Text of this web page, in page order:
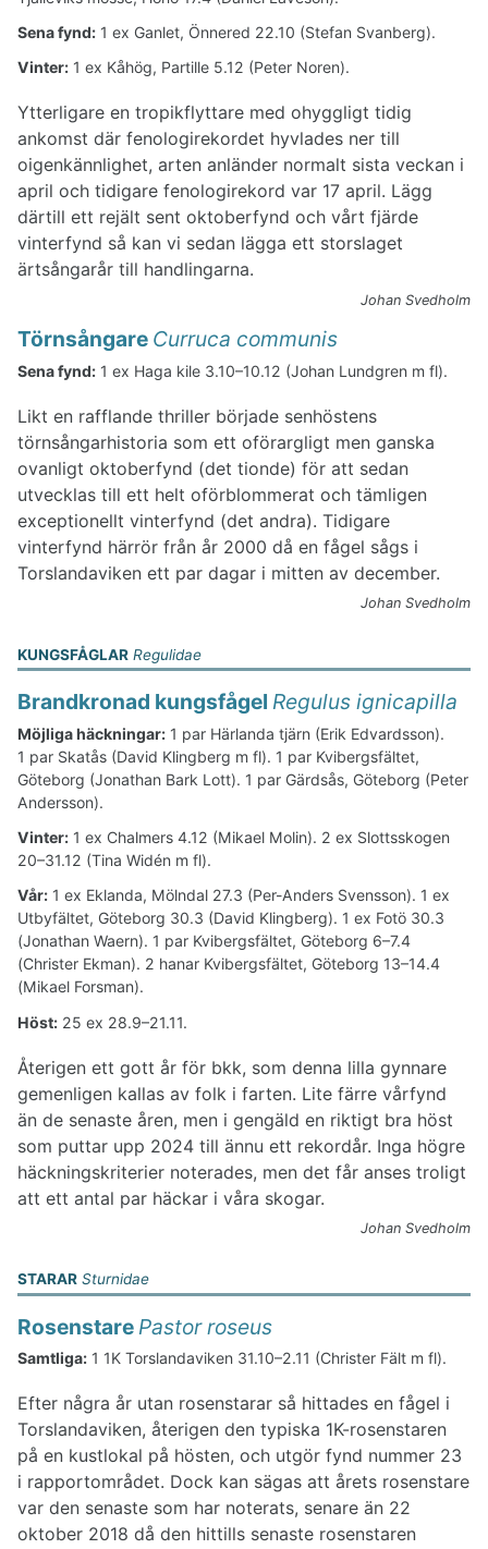
Sena fynd: 1 ex Ganlet, Önnered 22.10 (Stefan Svanberg).
Vinter: 1 ex Kåhög, Partille 5.12 (Peter Noren).
Ytterligare en tropikflyttare med ohyggligt tidig
ankomst där fenologirekordet hyvlades ner till
oigenkännlighet, arten anländer normalt sista veckan i
april och tidigare fenologirekord var 17 april. Lägg
därtill ett rejält sent oktoberfynd och vårt fjärde
vinterfynd så kan vi sedan lägga ett storslaget
ärtsångarår till handlingarna.
Johan Svedholm
Törnsångare Curruca communis
Sena fynd: 1 ex Haga kile 3.10–10.12 (Johan Lundgren m fl).
Likt en rafflande thriller började senhöstens
törnsångarhistoria som ett oförargligt men ganska
ovanligt oktoberfynd (det tionde) för att sedan
utvecklas till ett helt oförblommerat och tämligen
exceptionellt vinterfynd (det andra). Tidigare
vinterfynd härrör från år 2000 då en fågel sågs i
Torslandaviken ett par dagar i mitten av december.
Johan Svedholm
KUNGSFÅGLAR Regulidae
Brandkronad kungsfågel Regulus ignicapilla
Möjliga häckningar: 1 par Härlanda tjärn (Erik Edvardsson).
1 par Skatås (David Klingberg m fl). 1 par Kvibergsfältet,
Göteborg (Jonathan Bark Lott). 1 par Gärdsås, Göteborg (Peter
Andersson).
Vinter: 1 ex Chalmers 4.12 (Mikael Molin). 2 ex Slottsskogen
20–31.12 (Tina Widén m fl).
Vår: 1 ex Eklanda, Mölndal 27.3 (Per-Anders Svensson). 1 ex
Utbyfältet, Göteborg 30.3 (David Klingberg). 1 ex Fotö 30.3
(Jonathan Waern). 1 par Kvibergsfältet, Göteborg 6–7.4
(Christer Ekman). 2 hanar Kvibergsfältet, Göteborg 13–14.4
(Mikael Forsman).
Höst: 25 ex 28.9–21.11.
Återigen ett gott år för bkk, som denna lilla gynnare
gemenligen kallas av folk i farten. Lite färre vårfynd
än de senaste åren, men i gengäld en riktigt bra höst
som puttar upp 2024 till ännu ett rekordår. Inga högre
häckningskriterier noterades, men det får anses troligt
att ett antal par häckar i våra skogar.
Johan Svedholm
STARAR Sturnidae
Rosenstare Pastor roseus
Samtliga: 1 1K Torslandaviken 31.10–2.11 (Christer Fält m fl).
Efter några år utan rosenstarar så hittades en fågel i
Torslandaviken, återigen den typiska 1K-rosenstaren
på en kustlokal på hösten, och utgör fynd nummer 23
i rapportområdet. Dock kan sägas att årets rosenstare
var den senaste som har noterats, senare än 22
oktober 2018 då den hittills senaste rosenstaren